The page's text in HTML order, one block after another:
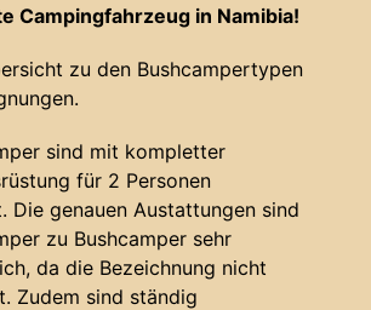
Campingfahrzeug in Namibia!
zu den Bushcampertypen
sind mit kompletter
für 2 Personen
Die genauen Austattungen sind
zu Bushcamper sehr
da die Bezeichnung nicht
Zudem sind ständig